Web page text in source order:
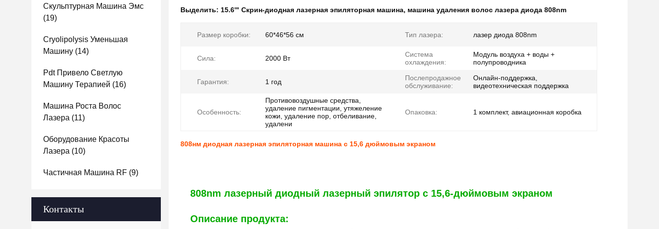
Скульптурная Машина Эмс
(19)
Cryolipolysis Уменьшая
Машину (14)
Pdt Привело Светлую
Машину Терапией (16)
Машина Роста Волос
Лазера (11)
Оборудование Красоты
Лазера (10)
Частичная Машина RF (9)
Контакты
Выделить: 15.6'" Скрин-диодная лазерная эпиляторная машина, машина удаления волос лазера диода 808nm
Размер коробки: 60*46*56 см Тип лазера: лазер диода 808nm
Сила: 2000 Вт
Система
охлаждения:
Модуль воздуха + воды +
полупроводника
Гарантия: 1 год
Послепродажное
обслуживание:
Онлайн-поддержка,
видеотехническая поддержка
Особенность:
Противовоздушные средства,
удаление пигментации, утяжеление
кожи, удаление пор, отбеливание,
удалени
Опаковка: 1 комплект, авиационная коробка
808нм диодная лазерная эпиляторная машина с 15,6 дюймовым экраном
808nm лазерный диодный лазерный эпилятор с 15,6-дюймовым экраном
Описание продукта: